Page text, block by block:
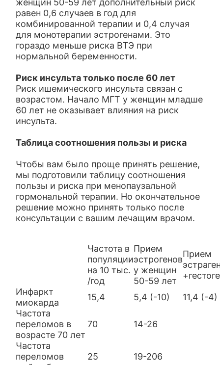
женщин 50-59 лет дополнительный риск
равен 0,6 случаев в год для
комбинированной терапии и 0,4 случая
для монотерапии эстрогенами. Это
гораздо меньше риска ВТЭ при
нормальной беременности.
Риск инсульта только после 60 лет
Риск ишемического инсульта связан с
возрастом. Начало МГТ у женщин младше
60 лет не оказывает влияния на риск
инсульта.
Таблица соотношения пользы и риска
Чтобы вам было проще принять решение,
мы подготовили таблицу соотношения
пользы и риска при менопаузальной
гормональной терапии. Но окончательное
решение можно принять только после
консультации с вашим лечащим врачом.
Частота в
популяции
на 10 тыс.
/год
Прием
эстрогенов
у женщин
50-59 лет
Прием
Инфаркт
миокарда
15,4 5,4 (-10)
11,4 (-4)
Частота
переломов в
возрасте 70 лет
70 14-26
Частота
переломов
25 19-206